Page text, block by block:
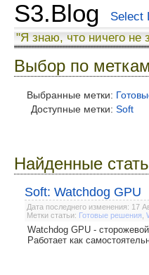
S3.Blog Select
"Я знаю, что ничего не
Выбор по меткам
Выбранные метки:
Доступные метки: Soft
Найденные
Soft: Watchdog GPU
Дата последнего изменения: 17
Метки статьи: Готовые решения
Watchdog GPU -
Работает как